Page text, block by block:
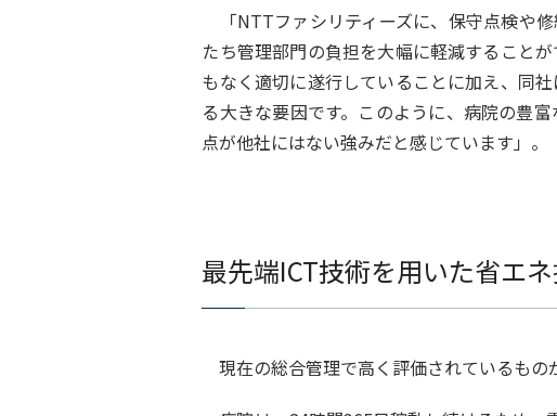
「NTTファシリティーズに、保守点検や
たち管理部門の負担を大幅に軽減すること
もなく適切に遂行していることに加え、同
る大きな要因です。このように、病院の豊
点が他社にはない強みだと感じています」。
最先端ICT技術を用いた省エ
現在の総合管理で高く評価されているもの